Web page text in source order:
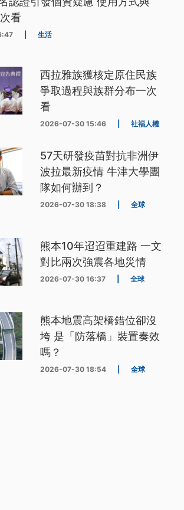
看
生活
西拉雅族獲核定原住民族
爭取過程與族群分布一次
看
2026-07-30 15:46 社福人權
57天研發疫苗對抗非洲伊
波拉最新疫情 牛津大學團
隊如何辦到？
2026-07-30 18:38 全球
熊本10年迢迢重建路 一文
對比兩次強震各地災情
2026-07-30 16:37 全球
熊本地震高架橋錯位卻沒
垮 是「防落橋」裝置奏效
嗎？
2026-07-30 18:54 全球